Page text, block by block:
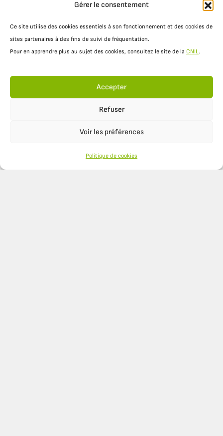
Gérer le consentement
Ce site utilise des cookies essentiels à son fonctionnement et des cookies de
sites partenaires à des fins de suivi de fréquentation.
Pour en apprendre plus au sujet des cookies, consultez le site de la CNIL.
Accepter
Refuser
Voir les préférences
Politique de cookies
FERME DE PÈBRE – SUIVI DANS LE